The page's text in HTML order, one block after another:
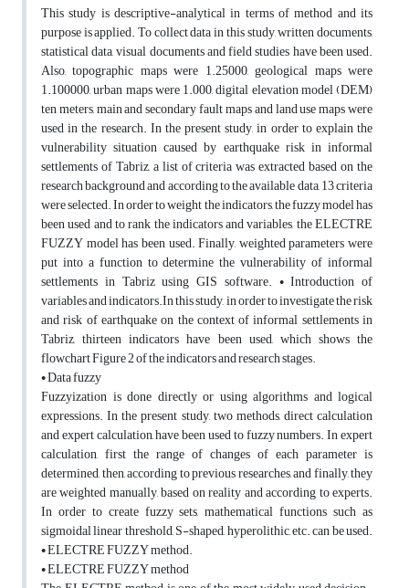
This study is descriptive-analytical in terms of method and its
purpose is applied. To collect data in this study, written documents,
statistical data, visual documents and field studies have been used.
Also, topographic maps were 1.25000, geological maps were
1.100000, urban maps were 1.000, digital elevation model (DEM)
ten meters, main and secondary fault maps and land use maps were
used in the research. In the present study, in order to explain the
vulnerability situation caused by earthquake risk in informal
settlements of Tabriz, a list of criteria was extracted based on the
research background and according to the available data, 13 criteria
were selected. In order to weight the indicators, the fuzzy model has
been used and to rank the indicators and variables, the ELECTRE
FUZZY model has been used. Finally, weighted parameters were
put into a function to determine the vulnerability of informal
settlements in Tabriz using GIS software. • Introduction of
variables and indicators.In this study, in order to investigate the risk
and risk of earthquake on the context of informal settlements in
Tabriz, thirteen indicators have been used, which shows the
flowchart Figure 2 of the indicators and research stages.
• Data fuzzy
Fuzzyization is done directly or using algorithms and logical
expressions. In the present study, two methods, direct calculation
and expert calculation, have been used to fuzzy numbers. In expert
calculation, first the range of changes of each parameter is
determined, then, according to previous researches, and finally, they
are weighted manually, based on reality and according to experts.
In order to create fuzzy sets, mathematical functions such as
sigmoidal linear threshold, S-shaped, hyperolithic, etc. can be used.
• ELECTRE FUZZY method.
• ELECTRE FUZZY method